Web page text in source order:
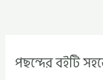
পছন্দের বইটি